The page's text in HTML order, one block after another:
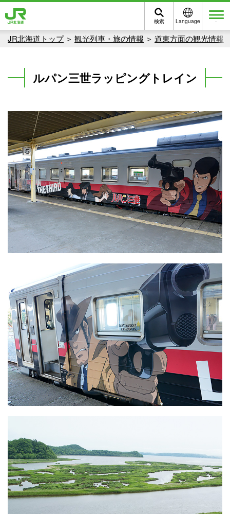
Language
検索
JR北海道トップ 観光列車・旅の情報 道東方面の観光情報
ルパン三世ラッピングトレイン